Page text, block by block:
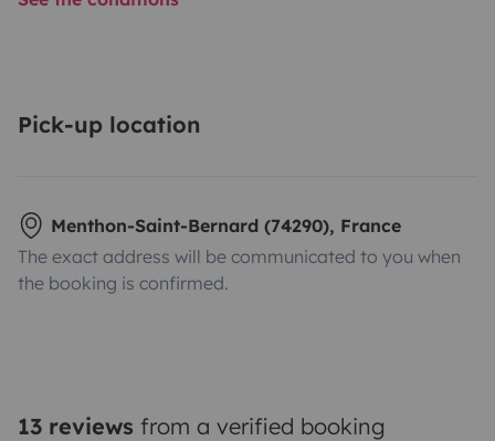
Pick-up location
Menthon-Saint-Bernard (74290), France
The exact address will be communicated to you when
the booking is confirmed.
13 reviews from a verified booking